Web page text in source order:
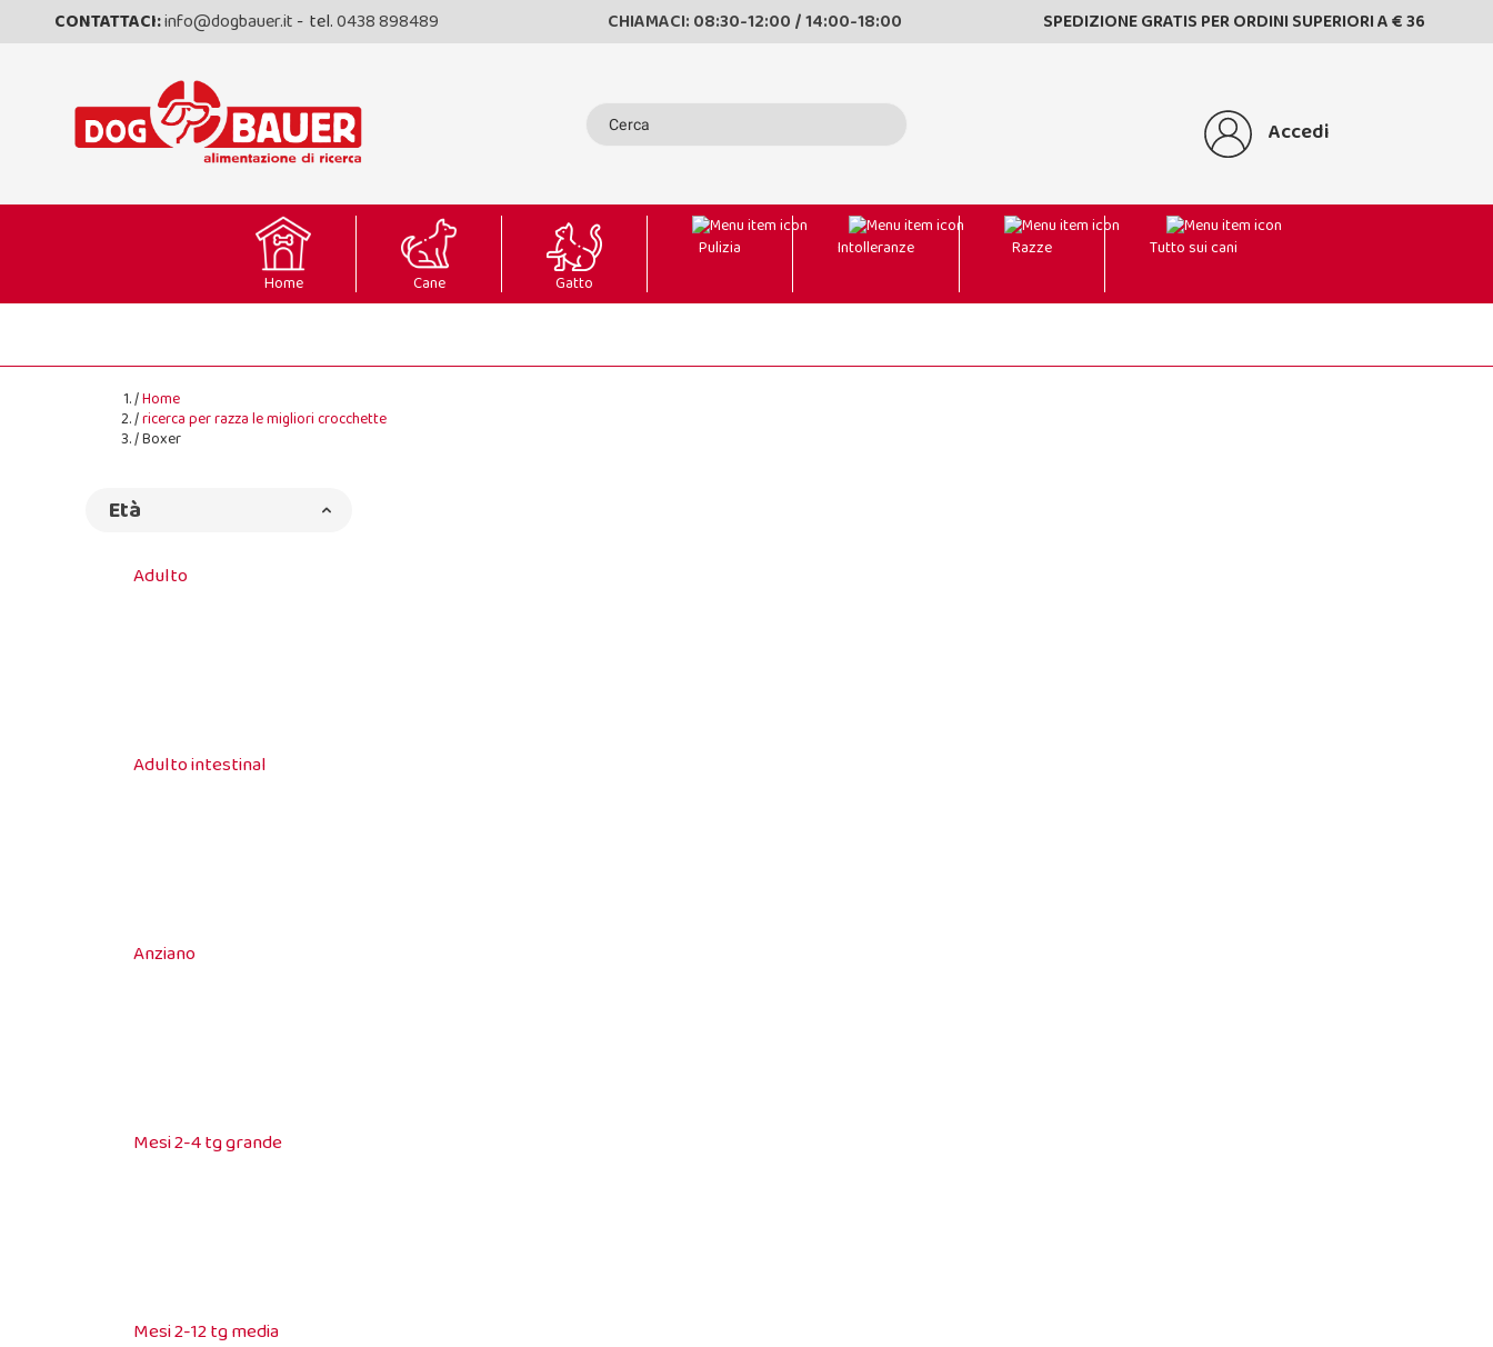
CONTATTACI:info@dogbauer.it - tel.0438 898489 CHIAMACI: 08:30-12:00 / 14:00-18:00 SPEDIZIONE GRATIS PER ORDINI SUPERIORI A € 36
Accedi
Home Cane Gatto
Pulizia Intolleranze Razze Tutto sui cani
Home
ricerca per razza le migliori crocchette
Boxer
Età
Adulto
Adulto intestinal
Anziano
Mesi 2-4 tg grande
Mesi 2-12 tg media